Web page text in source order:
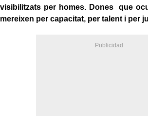
visibilitzats per homes. Dones que
mereixen per capacitat, per talent i per